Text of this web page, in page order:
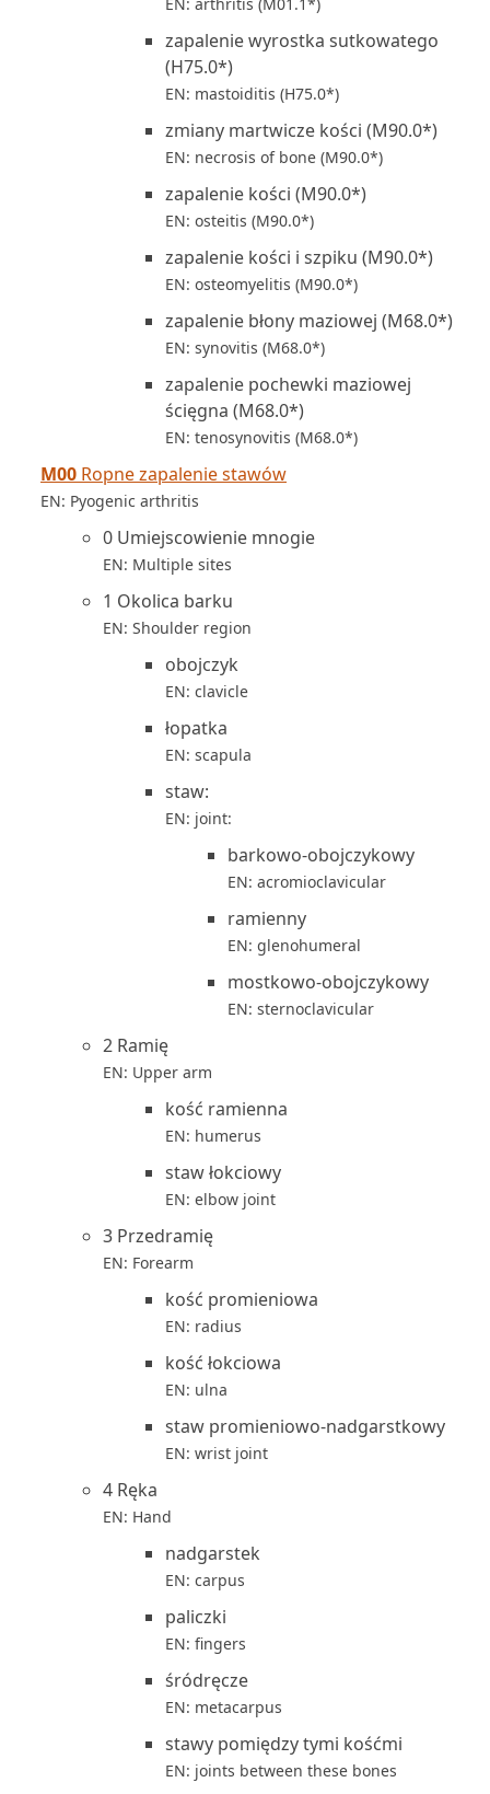
zapalenie wyrostka sutkowatego
(H75.0*)
EN: mastoiditis (H75.0*)
zmiany martwicze kości (M90.0*)
EN: necrosis of bone (M90.0*)
zapalenie kości (M90.0*)
EN: osteitis (M90.0*)
zapalenie kości i szpiku (M90.0*)
EN: osteomyelitis (M90.0*)
zapalenie błony maziowej (M68.0*)
EN: synovitis (M68.0*)
zapalenie pochewki maziowej
ścięgna (M68.0*)
EN: tenosynovitis (M68.0*)
M00 Ropne zapalenie stawów
EN: Pyogenic arthritis
0 Umiejscowienie mnogie
EN: Multiple sites
1 Okolica barku
EN: Shoulder region
obojczyk
EN: clavicle
łopatka
EN: scapula
staw:
EN: joint:
barkowo-obojczykowy
EN: acromioclavicular
ramienny
EN: glenohumeral
mostkowo-obojczykowy
EN: sternoclavicular
2 Ramię
EN: Upper arm
kość ramienna
EN: humerus
staw łokciowy
EN: elbow joint
3 Przedramię
EN: Forearm
kość promieniowa
EN: radius
kość łokciowa
EN: ulna
staw promieniowo-nadgarstkowy
EN: wrist joint
4 Ręka
EN: Hand
nadgarstek
EN: carpus
paliczki
EN: fingers
śródręcze
EN: metacarpus
stawy pomiędzy tymi kośćmi
EN: joints between these bones